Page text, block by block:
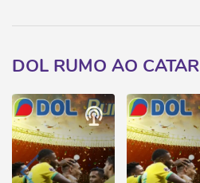
DOL RUMO AO CATAR